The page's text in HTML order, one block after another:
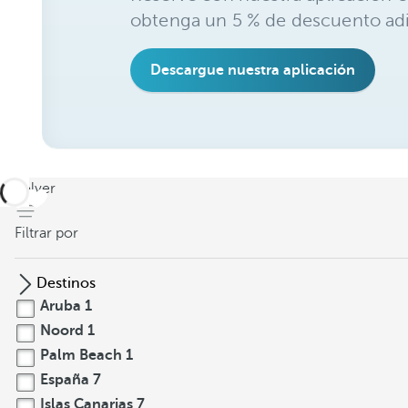
obtenga un 5 % de descuento
Descargue nuestra aplicación
volver
Filtrar por
Destinos
Aruba 1
Noord 1
Palm Beach 1
España 7
Islas Canarias 7